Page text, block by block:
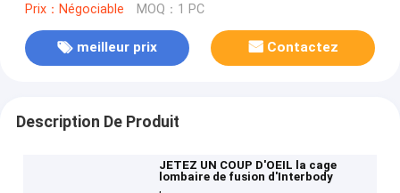
Prix：Négociable MOQ：1 PC
meilleur prix Contactez
Description De Produit
JETEZ UN COUP D'OEIL la cage
lombaire de fusion d'Interbody
,